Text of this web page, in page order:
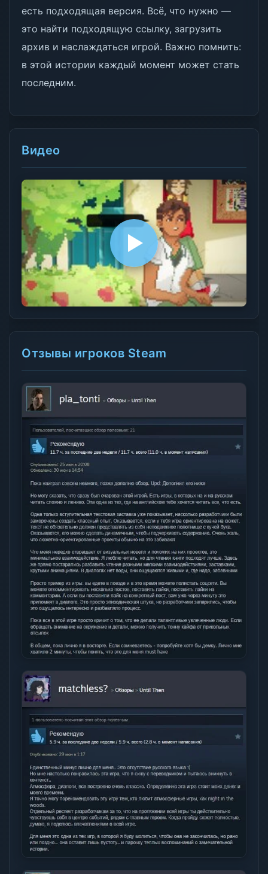
есть подходящая версия. Всё, что нужно —
это найти подходящую ссылку, загрузить
архив и наслаждаться игрой. Важно помнить:
в этой истории каждый момент может стать
последним.
Видео
Отзывы игроков Steam